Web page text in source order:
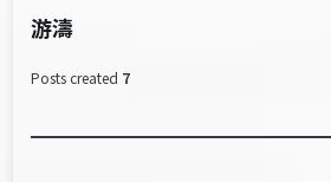
游濤
Posts created 7